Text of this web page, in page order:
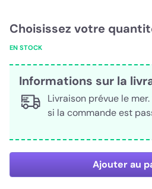
Choisissez votre
EN STOCK
Informations sur la
Livraison prévue le
si la commande est
Ajouter au